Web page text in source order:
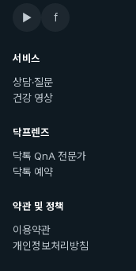
▶ f
서비스
상담·질문
건강 영상
닥프렌즈
닥톡 QnA 전문가
닥톡 예약
약관 및 정책
이용약관
개인정보처리방침